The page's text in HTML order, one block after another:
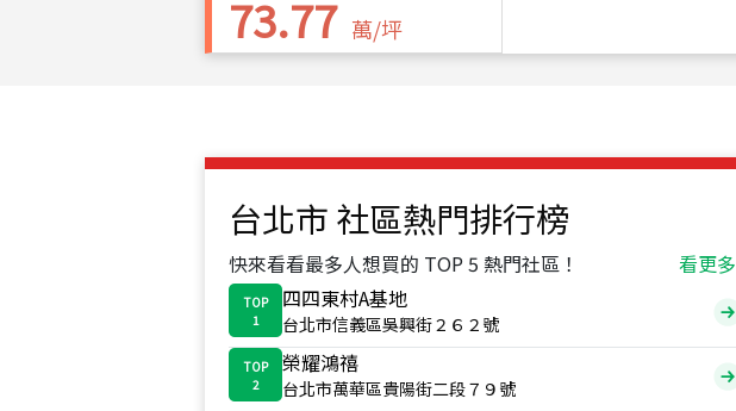
73.77 萬/坪
台北市 社區熱門排行榜
快來看看最多人想買的 TOP 5 熱門社區！ 看更多
TOP
1
四四東村A基地
台北市信義區吳興街２６２號
TOP
2
榮耀鴻禧
台北市萬華區貴陽街二段７９號